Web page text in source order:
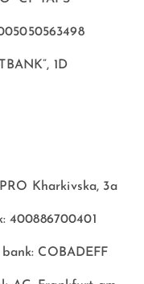
1D
Kharkivska, 3a
400886700401
COBADEFF